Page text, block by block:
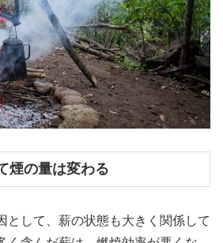
煙の量は変わる
として、薪の状態も大きく関係して